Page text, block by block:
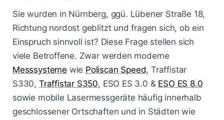
Sie wurden in Nürnberg, ggü. Lübener Straße 18,
Richtung nordost geblitzt und fragen sich, ob ein
Einspruch sinnvoll ist? Diese Frage stellen sich
viele Betroffene. Zwar werden moderne
Messsysteme wie Poliscan Speed, Traffistar
S330, Traffistar S350, ESO ES 3.0 & ESO ES 8.0
sowie mobile Lasermessgeräte häufig innerhalb
geschlossener Ortschaften und in Städten wie